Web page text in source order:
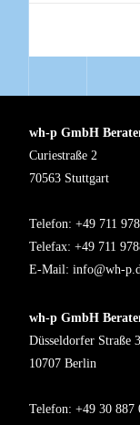
wh-p GmbH
Curiestraße 2
70563 Stuttgart
Telefon: +49 711
Telefax: +49 711
E-Mail: info@wh-
wh-p GmbH
Düsseldorfer Straße
10707 Berlin
Telefon: +49 30 887